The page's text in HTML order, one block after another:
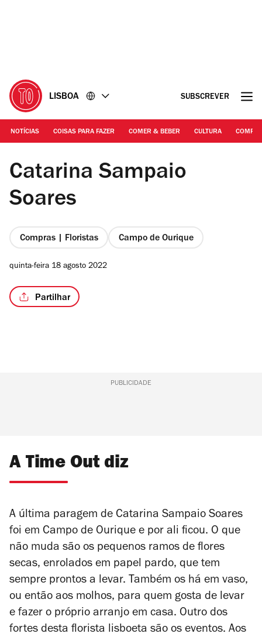
LISBOA SUBSCREVER
NOTÍCIAS COISAS PARA FAZER COMER & BEBER CULTURA
DR
Catarina Sampaio
Soares
Compras | Floristas Campo de Ourique
quinta-feira 18 agosto 2022
Partilhar
PUBLICIDADE
A Time Out diz
A última paragem de Catarina Sampaio Soares
foi em Campo de Ourique e por ali ficou. O que
não muda são os pequenos ramos de flores
secas, enrolados em papel pardo, que tem
sempre prontos a levar. Também os há em vaso,
ou então aos molhos, para quem gosta de levar
e fazer o próprio arranjo em casa. Outro dos
fortes desta florista lisboeta são os eventos. Aos